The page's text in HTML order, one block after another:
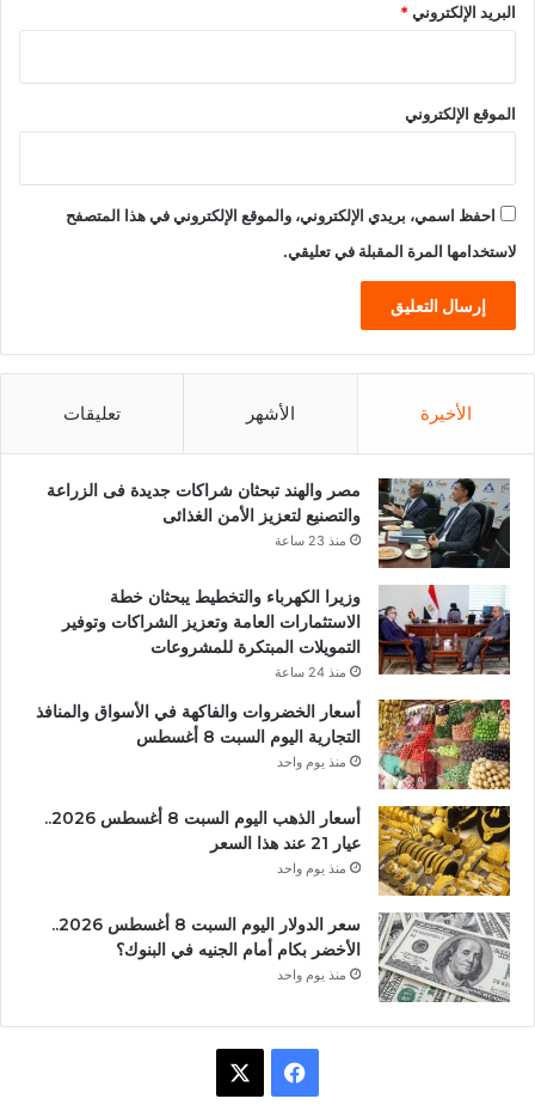
البريد الإلكتروني*
الموقع الإلكتروني
احفظ اسمي، بريدي الإلكتروني، والموقع الإلكتروني في هذا المتصفح
لاستخدامها المرة المقبلة في تعليقي.
الأخيرة الأشهر تعليقات
مصر والهند تبحثان شراكات جديدة فى الزراعة
والتصنيع لتعزيز الأمن الغذائى
منذ 23 ساعة
وزيرا الكهرباء والتخطيط يبحثان خطة
الاستثمارات العامة وتعزيز الشراكات وتوفير
التمويلات المبتكرة للمشروعات
منذ 24 ساعة
أسعار الخضروات والفاكهة في الأسواق والمنافذ
التجارية اليوم السبت 8 أغسطس
منذ يوم واحد
أسعار الذهب اليوم السبت 8 أغسطس 2026..
عيار 21 عند هذا السعر
منذ يوم واحد
سعر الدولار اليوم السبت 8 أغسطس 2026..
الأخضر بكام أمام الجنيه في البنوك؟
منذ يوم واحد